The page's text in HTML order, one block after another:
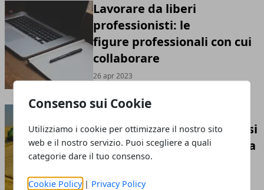
Consenso sui Cookie
Utilizziamo i cookie per ottimizzare il nostro sito
web e il nostro servizio. Puoi scegliere a quali
categorie dare il tuo consenso.
Cookie Policy | Privacy Policy
Lavorare da liberi
professionisti: le
figure professionali con cui
collaborare
26 apr 2023
La questione del grano
ucraino: dal blocco dei paesi
europei al prezzo di vendita
in Italia
22 apr 2023